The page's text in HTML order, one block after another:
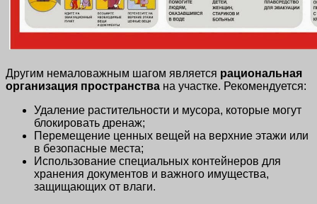
Другим немаловажным шагом является рациональная
организация пространства на участке. Рекомендуется:
Удаление растительности и мусора, которые могут
блокировать дренаж;
Перемещение ценных вещей на верхние этажи или
в безопасные места;
Использование специальных контейнеров для
хранения документов и важного имущества,
защищающих от влаги.